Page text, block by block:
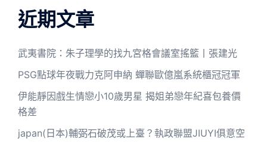
近期文章
武夷書院：朱子理學的找九宮格會議室搖籃丨張建光
PSG點球年夜戰力克阿申納 蟬聯歐億嵐系統櫃冠冠軍
伊能靜因戲生情戀小10歲男星 揭姐弟戀年紀喜包養價
格差
japan(日本)輔弼石破茂或上臺？執政聯盟JIUYI俱意空